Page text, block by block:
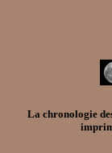
La chronologie